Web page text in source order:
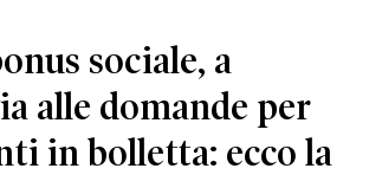
sociale, a
alle domande per
in bolletta: ecco la